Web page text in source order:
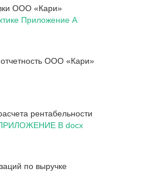
ООО «Кари»
Приложение А
ООО «Кари»
рентабельности
ПРИЛОЖЕНИЕ В docx
по выручке